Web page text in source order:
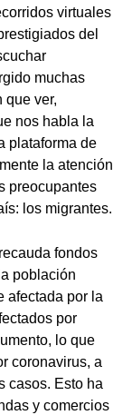
virtuales
del
muchas
que ver,
nos habla la
plataforma de
la atención
preocupantes
los migrantes.
fondos
población
afectada por la
por
lo que
coronavirus, a
casos. Esto ha
y comercios